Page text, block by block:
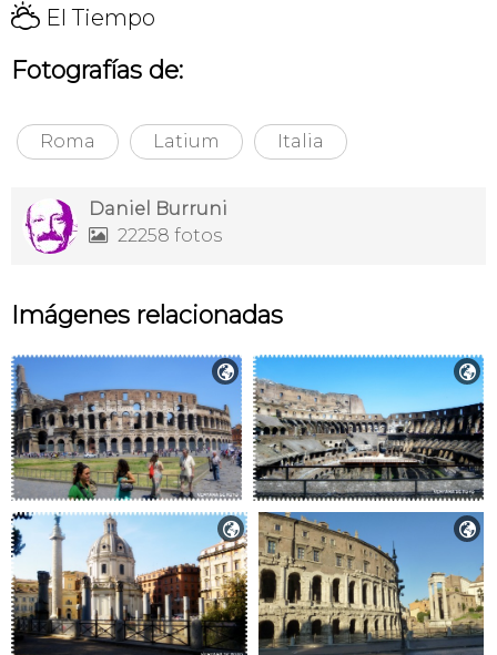
H El Tiempo
Fotografías de:
Roma Latium Italia
Daniel Burruni
 22258 fotos
Imágenes relacionadas
 
 